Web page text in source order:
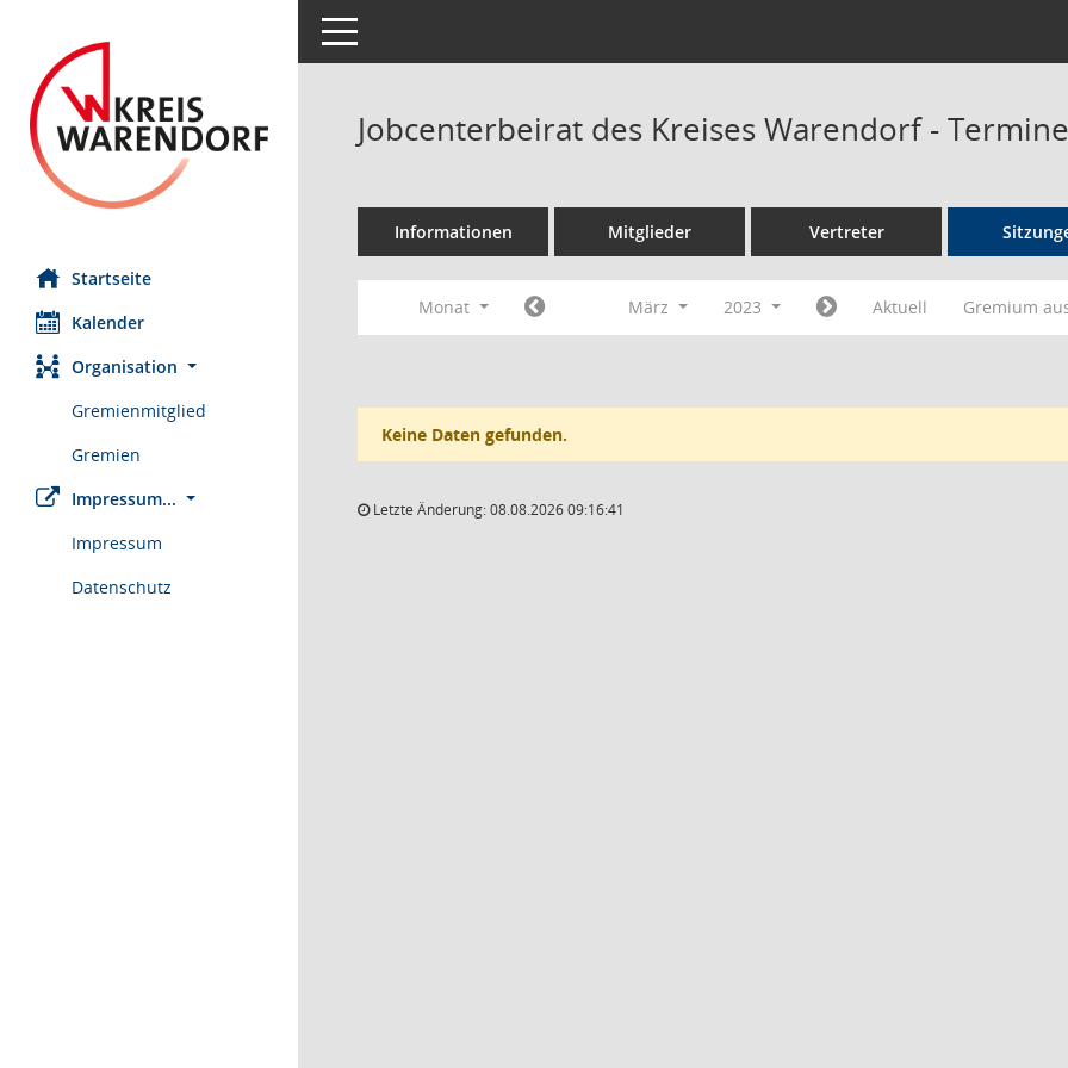
Startseite
Kalender
Organisation
Gremienmitglied
Gremien
Impressum...
Impressum
Datenschutz
Toggle navigation
Jobcenterbeirat des Kreises Warendorf -
Informationen Mitglieder Vertreter
Monat März 2023 Aktuell Gremium
Keine Daten gefunden.
Letzte Änderung: 08.08.2026 09:16:41